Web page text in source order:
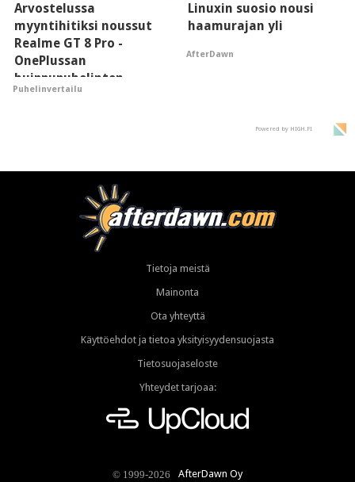
Arvostelussa
myyntihitiksi noussut
Realme GT 8 Pro -
OnePlussan
huippupuhelinten
"perillinen"
Puhelinvertailu
Linuxin suosio nousi
haamurajan yli
AfterDawn
Powered by HIGH.FI
Tietoja meistä
Mainonta
Ota yhteyttä
Käyttöehdot ja tietoa yksityisyydensuojasta
Tietosuojaseloste
Yhteydet tarjoaa:
© 1999-2026 AfterDawn Oy